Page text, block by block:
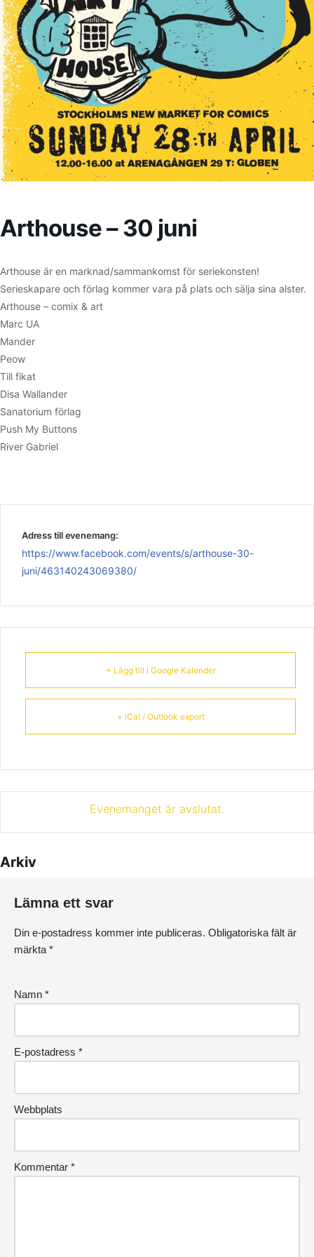
Arthouse – 30 juni
Arthouse är en marknad/sammankomst för seriekonsten!
Serieskapare och förlag kommer vara på plats och sälja sina alster.
Arthouse – comix & art
Marc UA
Mander
Peow
Till fikat
Disa Wallander
Sanatorium förlag
Push My Buttons
River Gabriel
Adress till evenemang:
https://www.facebook.com/events/s/arthouse-30-
juni/463140243069380/
+ Lägg till i Google Kalender
+ iCal / Outlook export
Evenemanget är avslutat.
Arkiv
Lämna ett svar
Din e-postadress kommer inte publiceras. Obligatoriska fält är
märkta *
Namn *
E-postadress *
Webbplats
Kommentar *